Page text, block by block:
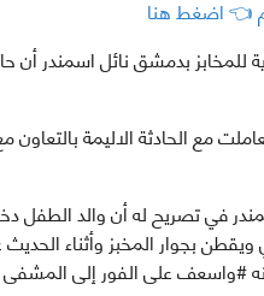
👈 اضغط هنا
للمخابز بدمشق نائل اسمندر
مع الحادثة الاليمة
في تصريح له أن والد الطفل
بجوار المخبز وأثناء
#واسعف على الفور إلى المشفى